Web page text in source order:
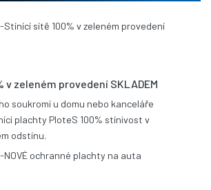
v zeleném provedení SKLADEM
soukromí u domu nebo kanceláře
plachty PloteS 100% stínivost v
odstínu.